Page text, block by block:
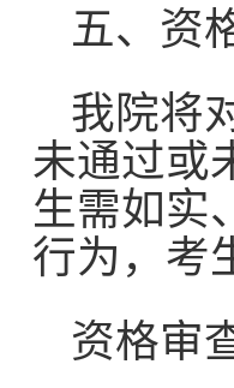
五、资
我院将
未通过或
生需如实
行为，考
资格审